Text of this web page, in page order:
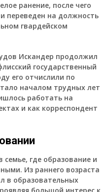
ранение, после чего
переведен на должность
гвардейском
Искандер продолжил
государственный
его отчислили по
началом трудных лет
работать на
и как корреспондент
где образование и
Из раннего возраста
в образовательных